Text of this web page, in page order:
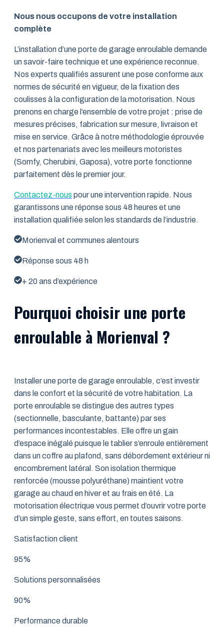
Nous nous occupons de votre installation
complète
L’installation d’une porte de garage enroulable demande
un savoir-faire technique et une expérience reconnue.
Nos experts qualifiés assurent une pose conforme aux
normes de sécurité en vigueur, de la fixation des
coulisses à la configuration de la motorisation. Nous
prenons en charge l’ensemble de votre projet : prise de
mesures précises, fabrication sur mesure, livraison et
mise en service. Grâce à notre méthodologie éprouvée
et nos partenariats avec les meilleurs motoristes
(Somfy, Cherubini, Gaposa), votre porte fonctionne
parfaitement dès le premier jour.
Contactez-nous pour une intervention rapide. Nous
garantissons une réponse sous 48 heures et une
installation qualifiée selon les standards de l’industrie.
Morienval et communes alentours
Réponse sous 48 h
+ 20 ans d’expérience
Pourquoi choisir une porte
enroulable à Morienval ?
Installer une porte de garage enroulable, c’est investir
dans le confort et la sécurité de votre habitation. La
porte enroulable se distingue des autres types
(sectionnelle, basculante, battante) par ses
performances incontestables. Elle offre un gain
d’espace inégalé puisque le tablier s’enroule entièrement
dans un coffre au plafond, sans débordement extérieur ni
encombrement latéral. Son isolation thermique
renforcée (mousse polyuréthane) maintient votre
garage au chaud en hiver et au frais en été. La
motorisation électrique vous permet d’ouvrir votre porte
d’un simple geste, sans effort, en toutes saisons.
Satisfaction client
95%
Solutions personnalisées
90%
Performance durable